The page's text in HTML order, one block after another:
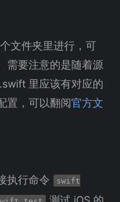
文件夹里进行，可
需要注意的是随着源
里应该有对应的
置，可以翻阅官方文
执行命令 swift